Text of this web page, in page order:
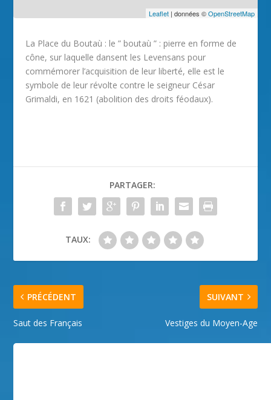
Leaflet| données ©OpenStreetMap
La Place du Boutaù : le ” boutaù ” : pierre en forme de
cône, sur laquelle dansent les Levensans pour
commémorer l’acquisition de leur liberté, elle est le
symbole de leur révolte contre le seigneur César
Grimaldi, en 1621 (abolition des droits féodaux).
PARTAGER:
TAUX:
PRÉCÉDENT
Saut des Français
SUIVANT
Vestiges du Moyen-Age